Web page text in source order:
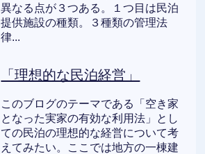
異なる点が３つある。１つ目は民泊
提供施設の種類。３種類の管理法
律...
「理想的な民泊経営」
このブログのテーマである「空き家
となった実家の有効な利用法」とし
ての民泊の理想的な経営について考
えてみたい。ここでは地方の一棟建